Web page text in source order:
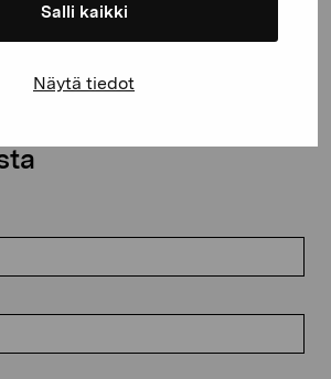
Salli kaikki
Näytä tiedot